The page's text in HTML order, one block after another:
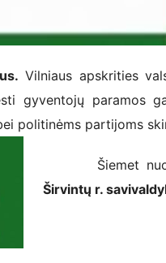
Vilniaus apskrities
gyventojų paramos
politinėms partijoms
Šiemet nuo
Širvintų r.